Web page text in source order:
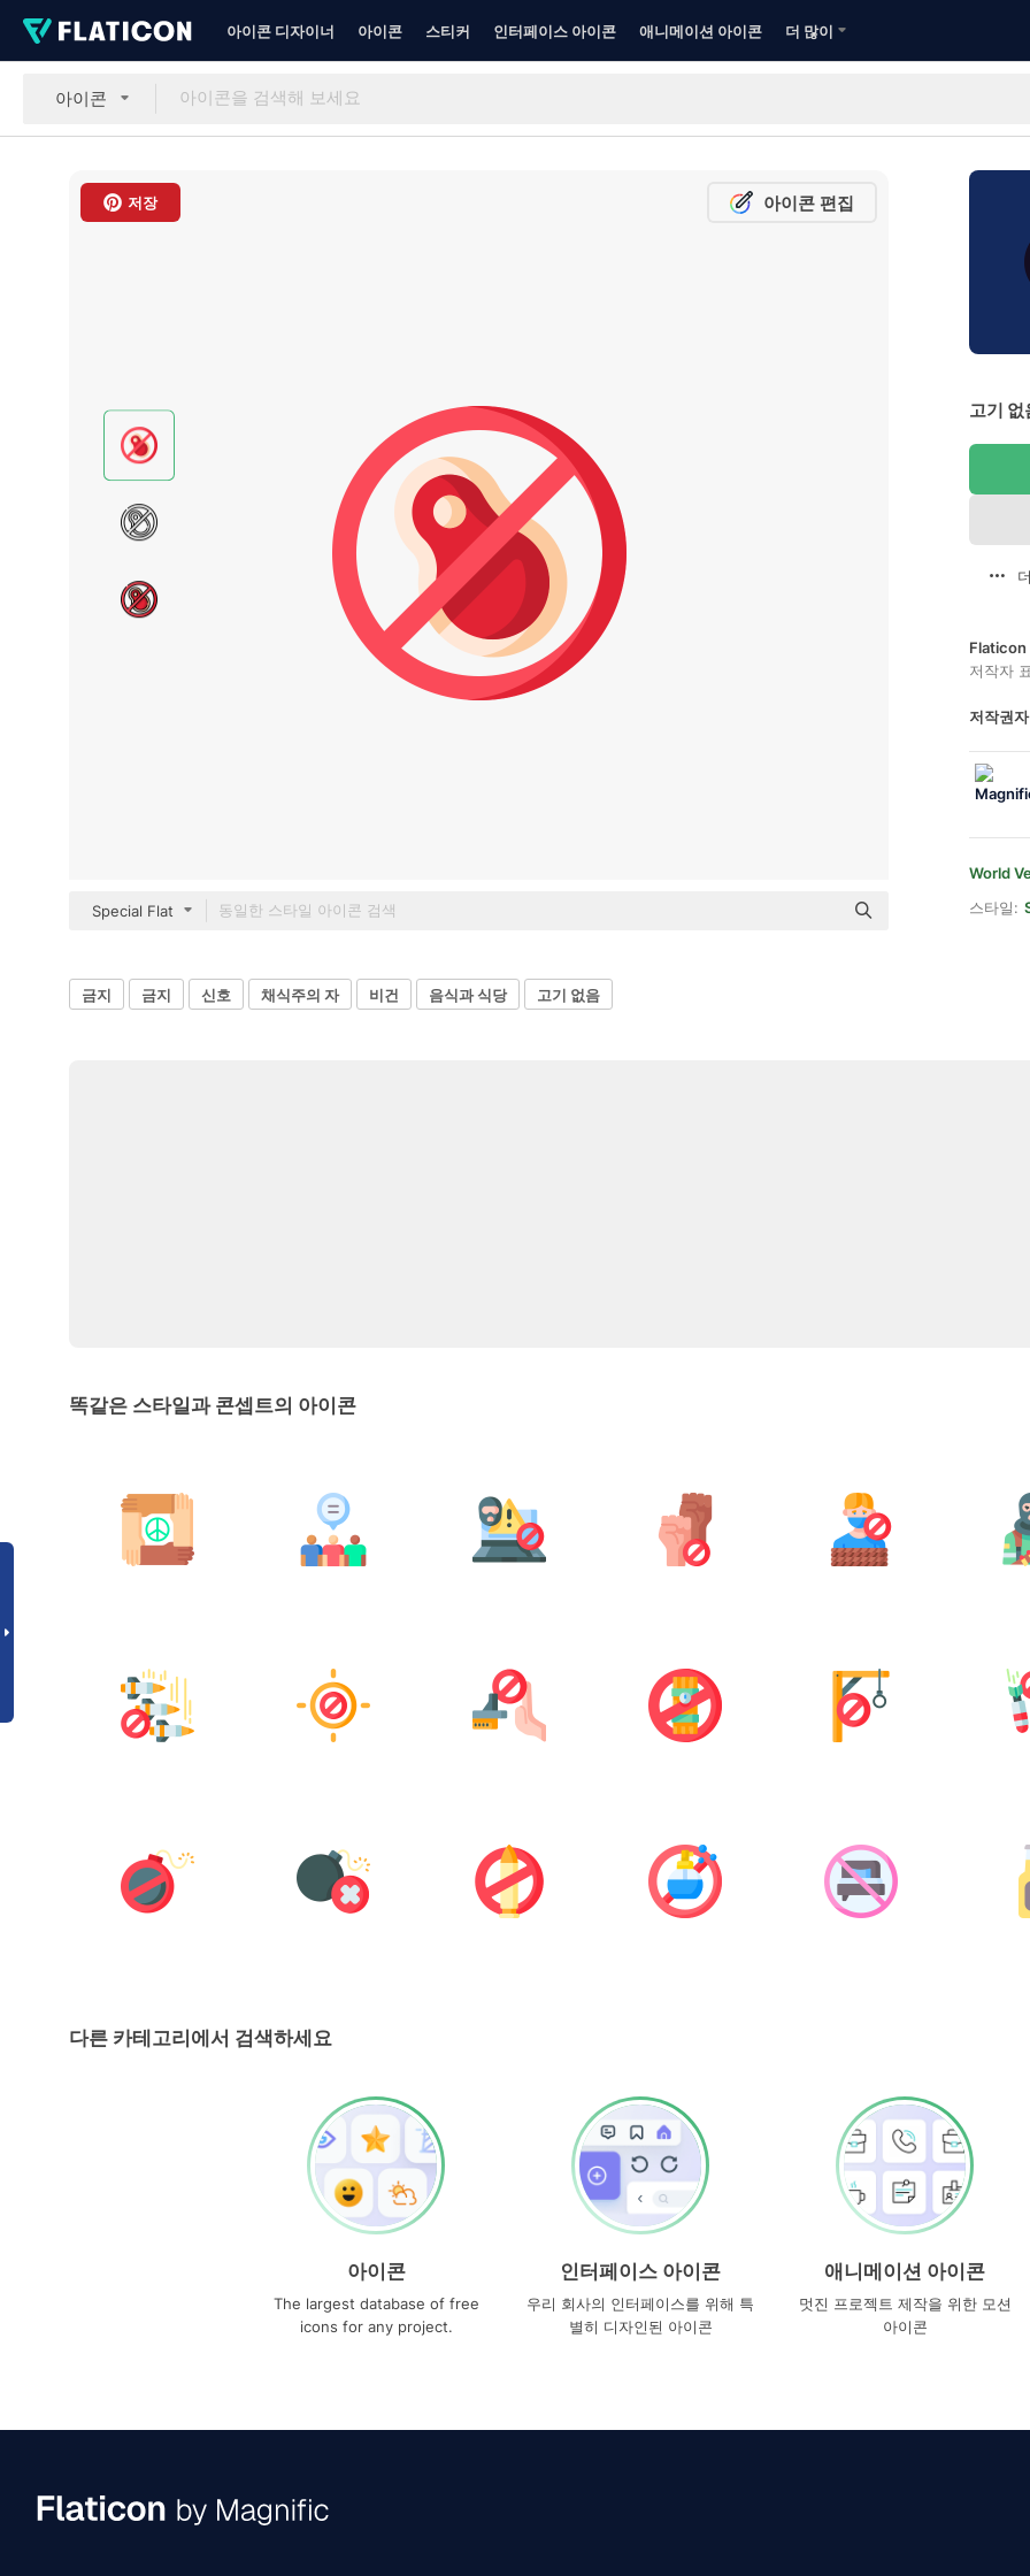
아이콘 디자이너 아이콘 스티커 인터페이스 아이콘 애니메이션 아이콘 더 많이
아이콘
저장 아이콘 편집
Special Flat
고기 없
Flaticon
저작자
저작권
World
스타일:
금지 금지 신호 채식주의 자 비건 음식과 식당 고기 없음
똑같은 스타일과 콘셉트의 아이콘
다른 카테고리에서 검색하세요
아이콘
The largest database of free
icons for any project.
인터페이스 아이콘
우리 회사의 인터페이스를 위해 특
별히 디자인된 아이콘
애니메이션 아이콘
멋진 프로젝트 제작을 위한 모션
아이콘